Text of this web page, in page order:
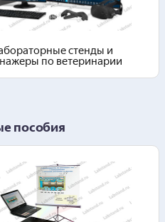
стенды и
по ветеринарии
Перейти в раздел
пособия
Перейти в раздел